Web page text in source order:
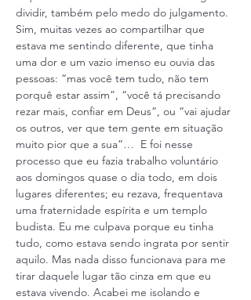
dividir, também pelo medo do julgamento.
Sim, muitas vezes ao compartilhar que
estava me sentindo diferente, que tinha
uma dor e um vazio imenso eu ouvia das
pessoas: “mas você tem tudo, não tem
porquê estar assim”, “você tá precisando
rezar mais, confiar em Deus”, ou “vai ajudar
os outros, ver que tem gente em situação
muito pior que a sua”…  E foi nesse
processo que eu fazia trabalho voluntário
aos domingos quase o dia todo, em dois
lugares diferentes; eu rezava, frequentava
uma fraternidade espírita e um templo
budista. Eu me culpava porque eu tinha
tudo, como estava sendo ingrata por sentir
aquilo. Mas nada disso funcionava para me
tirar daquele lugar tão cinza em que eu
estava vivendo. Acabei me isolando e